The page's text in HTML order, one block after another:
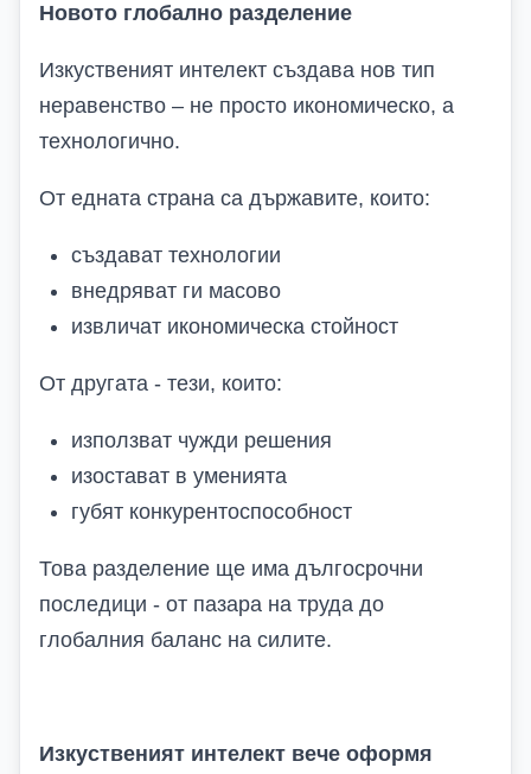
Новото глобално разделение
Изкуственият интелект създава нов тип
неравенство – не просто икономическо, а
технологично.
От едната страна са държавите, които:
създават технологии
внедряват ги масово
извличат икономическа стойност
От другата - тези, които:
използват чужди решения
изостават в уменията
губят конкурентоспособност
Това разделение ще има дългосрочни
последици - от пазара на труда до
глобалния баланс на силите.
Изкуственият интелект вече оформя